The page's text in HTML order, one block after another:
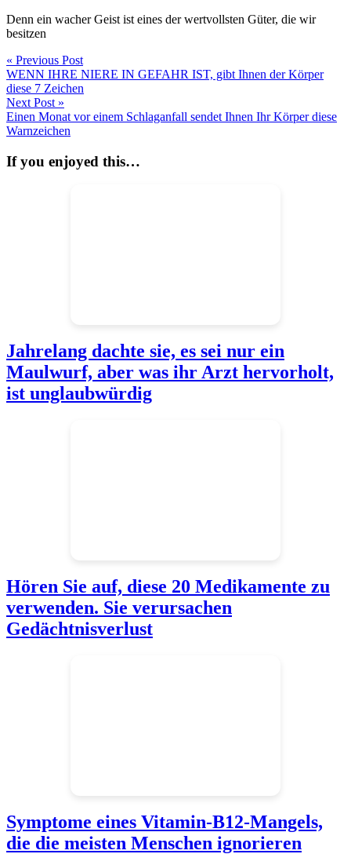
Denn ein wacher Geist ist eines der wertvollsten Güter, die wir
besitzen
« Previous Post
WENN IHRE NIERE IN GEFAHR IST, gibt Ihnen der Körper
diese 7 Zeichen
Next Post »
Einen Monat vor einem Schlaganfall sendet Ihnen Ihr Körper diese
Warnzeichen
If you enjoyed this…
Jahrelang dachte sie, es sei nur ein
Maulwurf, aber was ihr Arzt hervorholt,
ist unglaubwürdig
Hören Sie auf, diese 20 Medikamente zu
verwenden. Sie verursachen
Gedächtnisverlust
Symptome eines Vitamin-B12-Mangels,
die die meisten Menschen ignorieren